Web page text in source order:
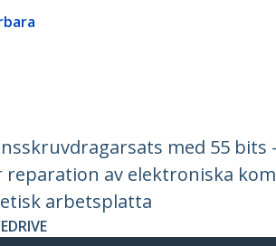
med 55
reparation av elektroniska
arbetsplatta